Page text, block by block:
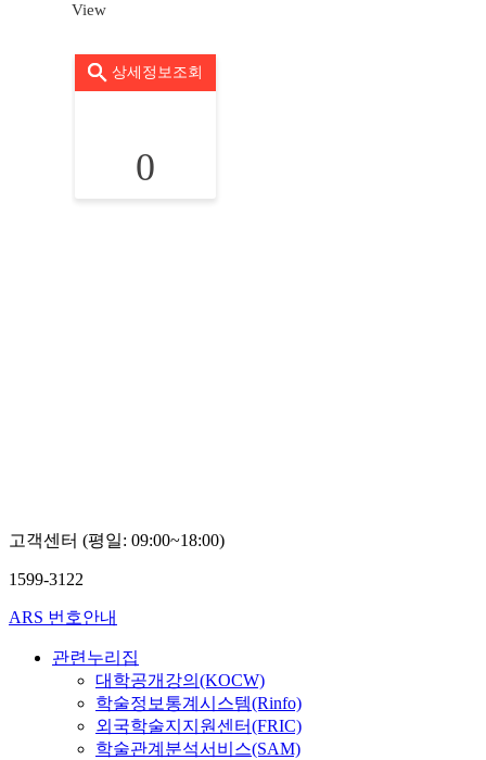
View
상세정보조회
0
고객센터 (평일: 09:00~18:00)
1599-3122
ARS 번호안내
관련누리집
대학공개강의(KOCW)
학술정보통계시스템(Rinfo)
외국학술지지원센터(FRIC)
학술관계분석서비스(SAM)